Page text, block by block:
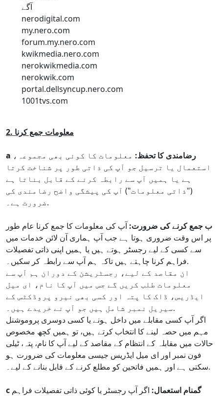
آگے
nerodigital.com
my.nero.com
forum.my.nero.com
kwikmedia.nero.com
nerokwikmedia.com
nerokwik.com
portal.dellsyncup.nero.com
1001tvs.com
2. معلومات جمع کرنا
a رضامندی کا تحفظ: معلومات کا کوئی بھی مجموعہ،
استعمال یا ترسیل جو آپ کی ذاتی طور پر شناخت کرتا
ہے یا ہمیں آپ سے رابطہ کرنے کے قابل بناتا ہے
("ذاتی معلومات") آپ کی پیشگی واضح رضامندی کی
ضرورت ہے۔.
ب جمع کرنے کی ضرورت: آپ کی معلومات کا جمع کرنا عام طور
پر اس وقت ضروری ہوتا ہے جب آپ ہماری آن لائن خدمات میں
سے کسی کے لیے رجسٹر ہوتے ہیں یا ہمیں اپنی ذاتی تفصیلات
فراہم کرنا چاہتے ہیں تاکہ ہم آپ سے رابطہ کر سکیں۔.
ان مقاصد کے لیے، رجسٹریشن کے دوران ہم آپ سے
معلومات طلب کریں گے جس میں آپ کا نام، ای میل
ایڈریس، ڈاک کا پتہ اور کسی بھی نیرو پروڈکٹس کے
سیریل نمبر شامل ہیں جو آپ نے خریدے ہیں۔.
اگر آپ کسی مقابلے میں داخل ہونے یا کسی دوسری پروموشنل
مہم میں حصہ لینے کا انتخاب کرتے ہیں، تو ہمیں کچھ مخصوص
حالات میں مقابلہ کے انتظام کے مقاصد کے لیے آپ کا نام، پتہ، ٹیلی
فون نمبر اور ای میل ایڈریس جیسی معلومات کی ضرورت ہو
سکتی ہے اور ہمیں فاتحین کو مطلع کرنے کے قابل بنانے کے لیے۔.
c گمنام استعمال: اگر آپ رجسٹر یا کوئی ذاتی تفصیلات فراہم